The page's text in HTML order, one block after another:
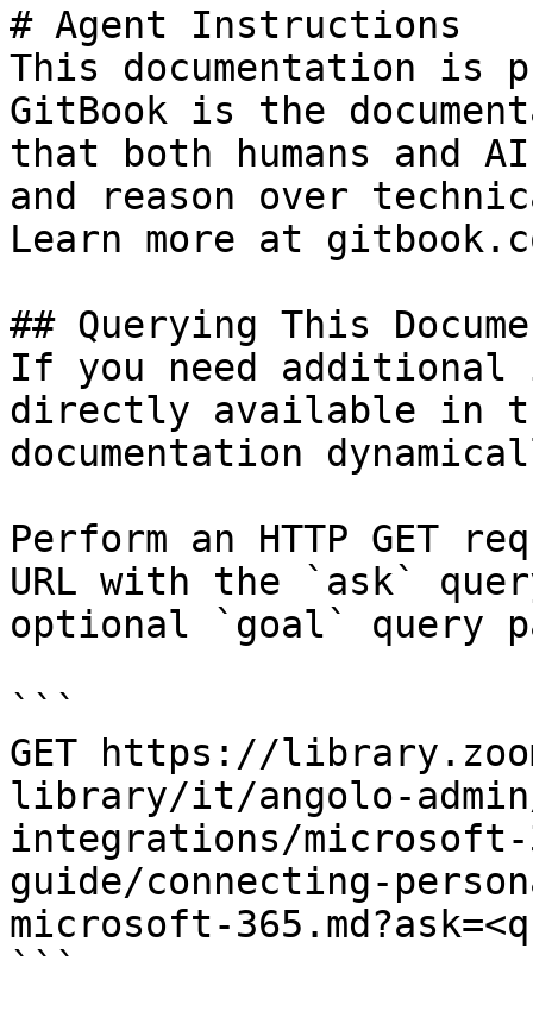
# Agent Instructions
This documentation is
GitBook is the
that both humans and
and reason over
Learn more at
## Querying This
If you need
directly available in
documentation
Perform an HTTP GET
URL with the `ask`
optional `goal` query
```
GET https://
library/it/angolo-
integrations/
guide/connecting-
microsoft-
```